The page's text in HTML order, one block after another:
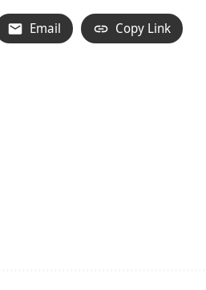
Email Copy Link